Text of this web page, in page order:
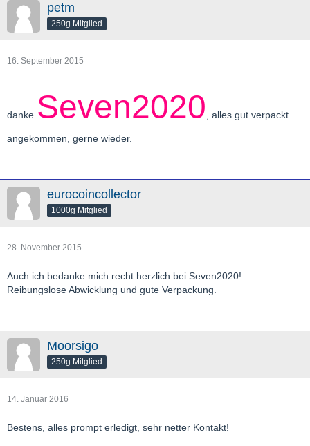
petm
250g Mitglied
16. September 2015
danke Seven2020 , alles gut verpackt
angekommen, gerne wieder.
eurocoincollector
1000g Mitglied
28. November 2015
Auch ich bedanke mich recht herzlich bei Seven2020!
Reibungslose Abwicklung und gute Verpackung.
Moorsigo
250g Mitglied
14. Januar 2016
Bestens, alles prompt erledigt, sehr netter Kontakt!